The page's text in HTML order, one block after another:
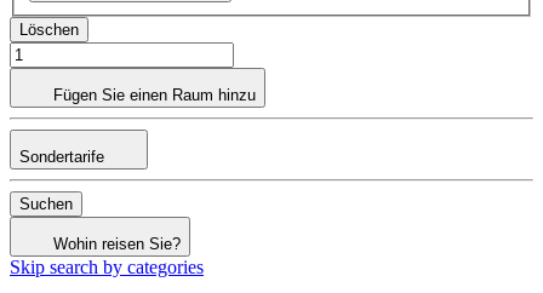
Löschen
Fügen Sie einen Raum hinzu
Sondertarife
Suchen
Wohin reisen Sie?
Skip search by categories